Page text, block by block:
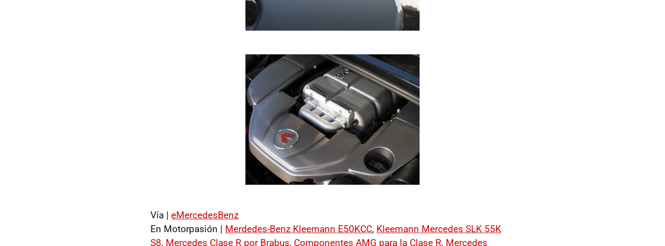
Vía | eMercedesBenz
En Motorpasión | Merdedes-Benz Kleemann E50KCC, Kleemann Mercedes SLK 55K
S8, Mercedes Clase R por Brabus, Componentes AMG para la Clase R, Mercedes